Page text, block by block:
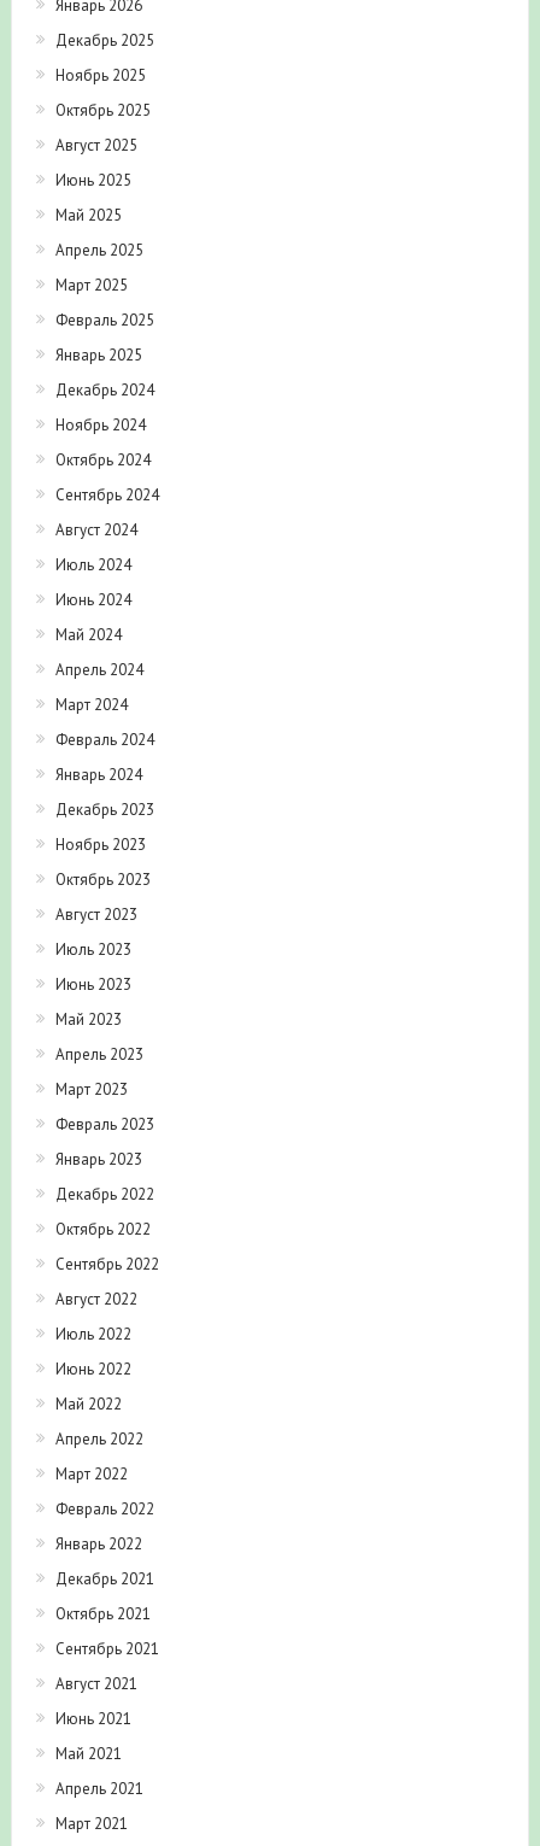
Январь 2026
Декабрь 2025
Ноябрь 2025
Октябрь 2025
Август 2025
Июнь 2025
Май 2025
Апрель 2025
Март 2025
Февраль 2025
Январь 2025
Декабрь 2024
Ноябрь 2024
Октябрь 2024
Сентябрь 2024
Август 2024
Июль 2024
Июнь 2024
Май 2024
Апрель 2024
Март 2024
Февраль 2024
Январь 2024
Декабрь 2023
Ноябрь 2023
Октябрь 2023
Август 2023
Июль 2023
Июнь 2023
Май 2023
Апрель 2023
Март 2023
Февраль 2023
Январь 2023
Декабрь 2022
Октябрь 2022
Сентябрь 2022
Август 2022
Июль 2022
Июнь 2022
Май 2022
Апрель 2022
Март 2022
Февраль 2022
Январь 2022
Декабрь 2021
Октябрь 2021
Сентябрь 2021
Август 2021
Июнь 2021
Май 2021
Апрель 2021
Март 2021